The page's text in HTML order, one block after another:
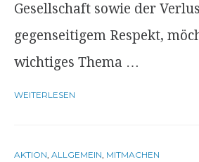
Gesellschaft sowie der
gegenseitigem Respekt,
wichtiges Thema …
WEITERLESEN
AKTION, ALLGEMEIN, MITMACHEN